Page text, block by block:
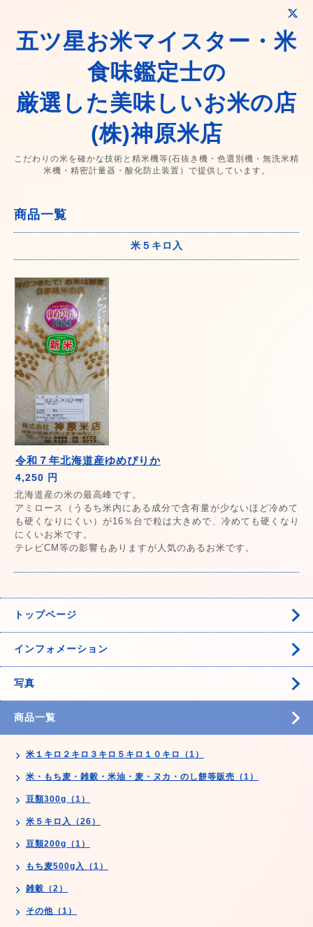
五ツ星お米マイスター・米
食味鑑定士の
厳選した美味しいお米の店
(株)神原米店
こだわりの米を確かな技術と精米機等(石抜き機・色選別機・無洗米精
米機・精密計量器・酸化防止装置）で提供しています。
商品一覧
米５キロ入
令和７年北海道産ゆめぴりか
4,250 円
北海道産の米の最高峰です。
アミロース（うるち米内にある成分で含有量が少ないほど冷めて
も硬くなりにくい）が16％台で粒は大きめで、冷めても硬くなり
にくいお米です。
テレビCM等の影響もありますが人気のあるお米です。
トップページ
インフォメーション
写真
商品一覧
米１キロ２キロ３キロ５キロ１０キロ（1）
米・もち麦・雑穀・米油・麦・ヌカ・のし餅等販売（1）
豆類300g（1）
米５キロ入（26）
豆類200g（1）
もち麦500g入（1）
雑穀（2）
その他（1）